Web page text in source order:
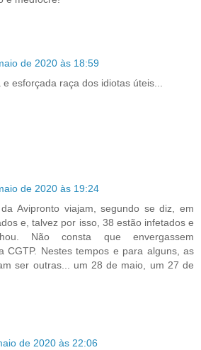
de 2020 às 18:59
esforçada raça dos idiotas úteis...
de 2020 às 19:24
Avipronto viajam, segundo se diz, em
e, talvez por isso, 38 estão infetados e
Não consta que envergassem
CGTP. Nestes tempos e para alguns, as
ser outras... um 28 de maio, um 27 de
de 2020 às 22:06